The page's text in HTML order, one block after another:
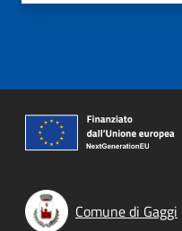
Comune di Gaggi